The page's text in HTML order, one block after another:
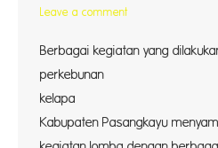
Leave a comment
Berbagai kegiatan yang
perkebunan
Kabupaten Pasangkayu